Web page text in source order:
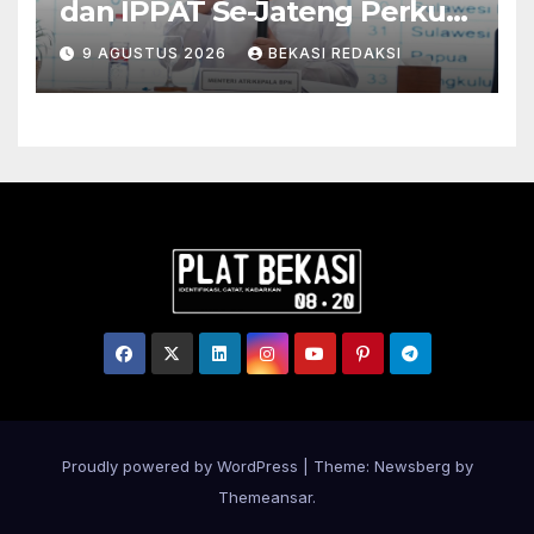
dan IPPAT Se-Jateng Perkuat
Sinergi Wujudkan
Transformasi Layanan
Pertanahan
9 AGUSTUS 2026 BEKASI REDAKSI
Proudly powered by WordPress Theme: Newsberg by
Themeansar.